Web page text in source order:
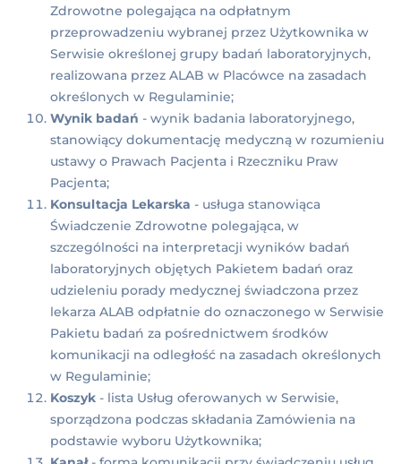
Zdrowotne polegająca na odpłatnym
przeprowadzeniu wybranej przez Użytkownika w
Serwisie określonej grupy badań laboratoryjnych,
realizowana przez ALAB w Placówce na zasadach
określonych w Regulaminie;
Wynik badań - wynik badania laboratoryjnego,
stanowiący dokumentację medyczną w rozumieniu
ustawy o Prawach Pacjenta i Rzeczniku Praw
Pacjenta;
Konsultacja Lekarska - usługa stanowiąca
Świadczenie Zdrowotne polegająca, w
szczególności na interpretacji wyników badań
laboratoryjnych objętych Pakietem badań oraz
udzieleniu porady medycznej świadczona przez
lekarza ALAB odpłatnie do oznaczonego w Serwisie
Pakietu badań za pośrednictwem środków
komunikacji na odległość na zasadach określonych
w Regulaminie;
Koszyk - lista Usług oferowanych w Serwisie,
sporządzona podczas składania Zamówienia na
podstawie wyboru Użytkownika;